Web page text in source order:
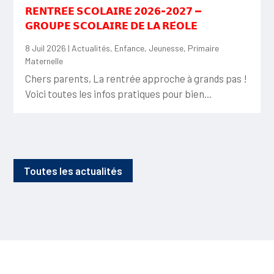
𝗥𝗘𝗡𝗧𝗥𝗘́𝗘 𝗦𝗖𝗢𝗟𝗔𝗜𝗥𝗘 𝟮𝟬𝟮𝟲-𝟮𝟬𝟮𝟳 —
𝗚𝗥𝗢𝗨𝗣𝗘 𝗦𝗖𝗢𝗟𝗔𝗜𝗥𝗘 𝗗𝗘 𝗟𝗔 𝗥𝗘́𝗢𝗟𝗘
8 Juil 2026 | Actualités, Enfance, Jeunesse, Primaire
Maternelle
Chers parents, La rentrée approche à grands pas !
Voici toutes les infos pratiques pour bien...
Toutes les actualités